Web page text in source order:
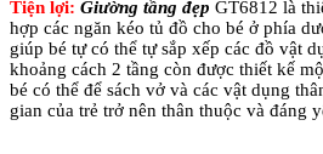
Tiện lợi: Giường tầng đẹp GT6812 là
hợp các ngăn kéo tủ đồ cho bé ở phía
giúp bé tự có thể tự sắp xếp các đồ vật
khoảng cách 2 tầng còn được thiết kế
bé có thể để sách vở và các vật dụng
gian của trẻ trở nên thân thuộc và đáng